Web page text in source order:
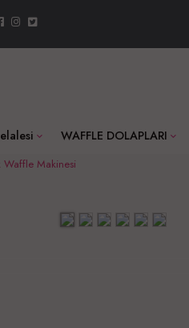
WAFFLE DOLAPLARI
Waffle Makinesi